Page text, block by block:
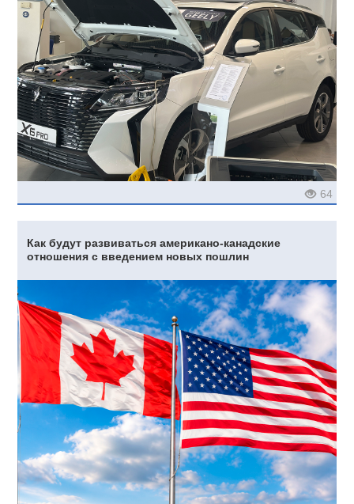
64
Как будут развиваться американо-канадские
отношения с введением новых пошлин